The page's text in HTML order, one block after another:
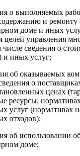
о выполняемых
и
доме и иных
целей управления
сведения о
и иных услуг;
об оказываемых
о
ценах
ресурсы,
услуг (нормативах
отходов);
об использовании
доме;